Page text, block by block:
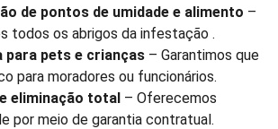
de pontos de umidade e alimento –
todos os abrigos da infestação .
para pets e crianças – Garantimos que
para moradores ou funcionários.
eliminação total – Oferecemos
por meio de garantia contratual.